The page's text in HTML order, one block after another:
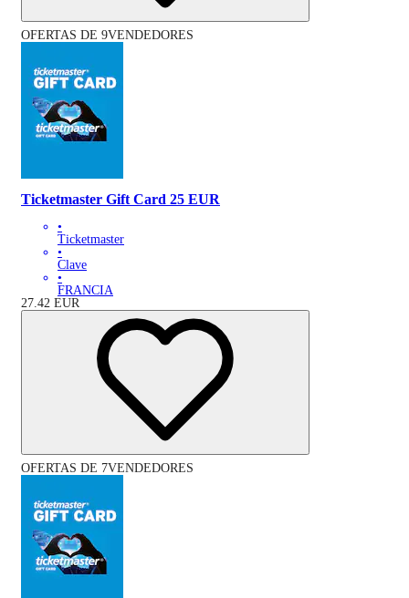
OFERTAS DE 9VENDEDORES
Ticketmaster Gift Card 25 EUR
•
Ticketmaster
•
Clave
•
FRANCIA
27.42 EUR
OFERTAS DE 7VENDEDORES